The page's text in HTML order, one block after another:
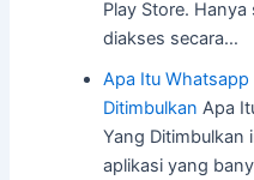
Play Store.
diakses secara…
Apa Itu Whatsapp
Ditimbulkan Apa
Yang Ditimbulkan
aplikasi yang